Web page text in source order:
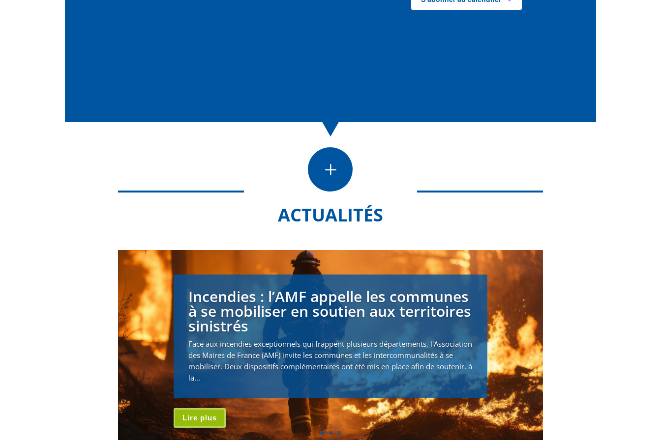
L
ACTUALITÉS
Incendies : l’AMF appelle les communes
à se mobiliser en soutien aux territoires
sinistrés
Face aux incendies exceptionnels qui frappent plusieurs départements, l'Association
des Maires de France (AMF) invite les communes et les intercommunalités à se
mobiliser. Deux dispositifs complémentaires ont été mis en place afin de soutenir, à
la...
Lire plus